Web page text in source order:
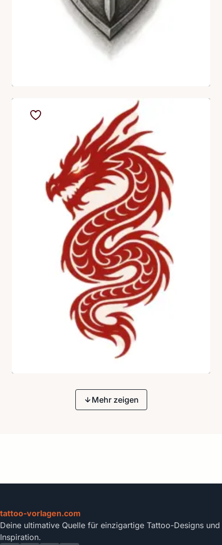
Mehr zeigen
tattoo-vorlagen.com
Deine ultimative Quelle für einzigartige Tattoo-Designs und
Inspiration.